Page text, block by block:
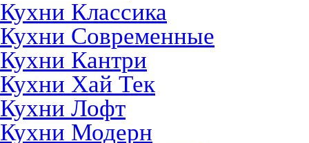
Кухни Классика
Кухни Современные
Кухни Кантри
Кухни Хай Тек
Кухни Лофт
Кухни Модерн